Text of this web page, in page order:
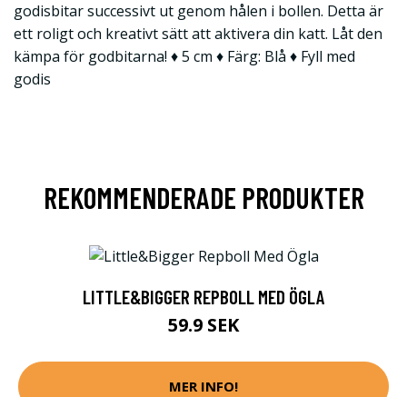
godisbitar successivt ut genom hålen i bollen. Detta är
ett roligt och kreativt sätt att aktivera din katt. Låt den
kämpa för godbitarna! ♦ 5 cm ♦ Färg: Blå ♦ Fyll med
godis
REKOMMENDERADE PRODUKTER
LITTLE&BIGGER REPBOLL MED ÖGLA
59.9 SEK
MER INFO!